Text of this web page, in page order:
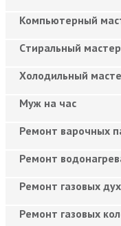
Компьютерный
Cтиральный мастер
Холодильный
Муж на час
Ремонт варочных
Ремонт
Ремонт газовых
Ремонт газовых